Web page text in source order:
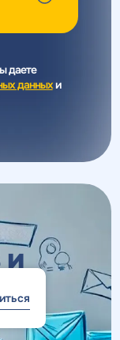
даете
данныхи
и